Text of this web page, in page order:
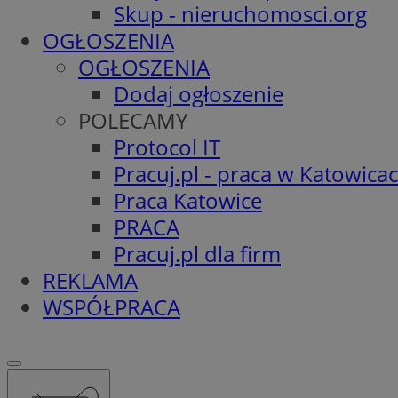
Skup - nieruchomosci.org
OGŁOSZENIA
OGŁOSZENIA
Dodaj ogłoszenie
POLECAMY
Protocol IT
Pracuj.pl - praca w
Praca Katowice
PRACA
Pracuj.pl dla firm
REKLAMA
WSPÓŁPRACA